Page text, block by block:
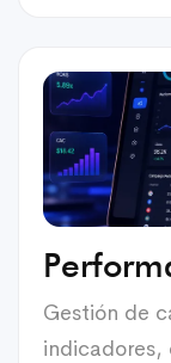
Gestión de
indicadores,